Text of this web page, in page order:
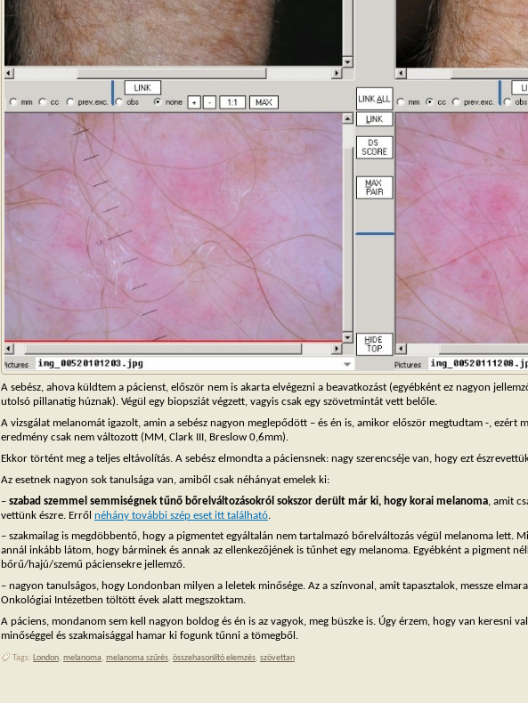
A sebész, ahova küldtem a pácienst, először nem is akarta elvégezni a beavatkozást (egyébként ez nagyon
utolsó pillanatig húznak). Végül egy biopsziát végzett, vagyis csak egy szövetmintát vett belőle.
A vizsgálat melanomát igazolt, amin a sebész nagyon meglepődött – és én is, amikor először megtudtam -, ezért
eredmény csak nem változott (MM, Clark III, Breslow 0,6mm).
Ekkor történt meg a teljes eltávolítás. A sebész elmondta a páciensnek: nagy szerencséje van, hogy ezt
Az esetnek nagyon sok tanulsága van, amiből csak néhányat emelek ki:
– szabad szemmel semmiségnek tűnő bőrelváltozásokról sokszor derült már ki, hogy korai melanoma , amit
vettünk észre. Erről néhány további szép eset itt található.
– szakmailag is megdöbbentő, hogy a pigmentet egyáltalán nem tartalmazó bőrelváltozás végül melanoma lett.
annál inkább látom, hogy bárminek és annak az ellenkezőjének is tűnhet egy melanoma. Egyébként a pigment
bőrű/hajú/szemű páciensekre jellemző.
– nagyon tanulságos, hogy Londonban milyen a leletek minősége. Az a színvonal, amit tapasztalok, messze
Onkológiai Intézetben töltött évek alatt megszoktam.
A páciens, mondanom sem kell nagyon boldog és én is az vagyok, meg büszke is. Úgy érzem, hogy van keresni
minőséggel és szakmaisággal hamar ki fogunk tűnni a tömegből.
Tags: London, melanoma, melanoma szűrés, összehasonlító elemzés, szövettan